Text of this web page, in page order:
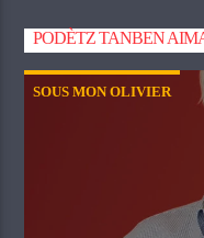
PODÈTZ TANBEN
SOUS MON OLIVIER